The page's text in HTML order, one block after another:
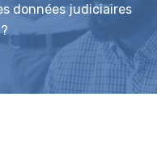
données judiciaires